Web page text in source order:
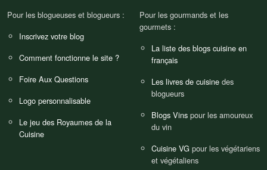
Pour les blogueuses et blogueurs :
Inscrivez votre blog
Comment fonctionne le site ?
Foire Aux Questions
Logo personnalisable
Le jeu des Royaumes de la
Cuisine
Pour les gourmands et les
gourmets :
La liste des blogs cuisine en
français
Les livres de cuisine des
blogueurs
Blogs Vins pour les amoureux
du vin
Cuisine VG pour les végétariens
et végétaliens